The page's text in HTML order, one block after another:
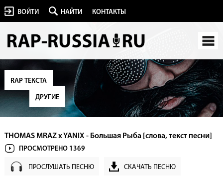
ВОЙТИ НАЙТИ КОНТАКТЫ
RAP ТЕКСТА
ДРУГИЕ
THOMAS MRAZ x YANIX - Большая Рыба [слова, текст песни]
ПРОСМОТРЕНО 1369
ПРОСЛУШАТЬ ПЕСНЮ СКАЧАТЬ ПЕСНЮ